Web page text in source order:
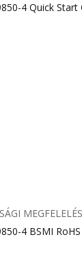
4 Quick Start
MEGFELELÉS
4 BSMI RoHS